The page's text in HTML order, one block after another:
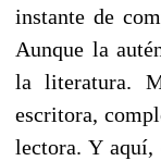
instante de
Aunque la
la literatura.
escritora,
lectora. Y aquí,